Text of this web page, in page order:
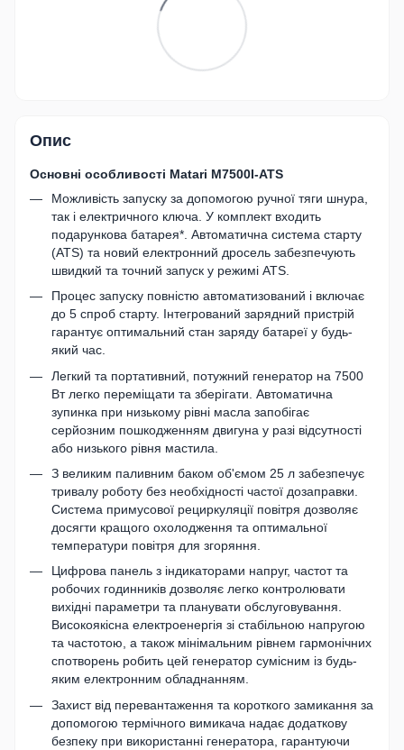
Опис
Основні особливості Matari M7500I-ATS
Можливість запуску за допомогою ручної тяги шнура,
так і електричного ключа. У комплект входить
подарункова батарея*. Автоматична система старту
(ATS) та новий електронний дросель забезпечують
швидкий та точний запуск у режимі ATS.
Процес запуску повністю автоматизований і включає
до 5 спроб старту. Інтегрований зарядний пристрій
гарантує оптимальний стан заряду батареї у будь-
який час.
Легкий та портативний, потужний генератор на 7500
Вт легко переміщати та зберігати. Автоматична
зупинка при низькому рівні масла запобігає
серйозним пошкодженням двигуна у разі відсутності
або низького рівня мастила.
З великим паливним баком об'ємом 25 л забезпечує
тривалу роботу без необхідності частої дозаправки.
Система примусової рециркуляції повітря дозволяє
досягти кращого охолодження та оптимальної
температури повітря для згоряння.
Цифрова панель з індикаторами напруг, частот та
робочих годинників дозволяє легко контролювати
вихідні параметри та планувати обслуговування.
Високоякісна електроенергія зі стабільною напругою
та частотою, а також мінімальним рівнем гармонічних
спотворень робить цей генератор сумісним із будь-
яким електронним обладнанням.
Захист від перевантаження та короткого замикання за
допомогою термічного вимикача надає додаткову
безпеку при використанні генератора, гарантуючи